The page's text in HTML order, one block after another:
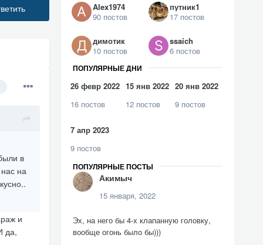
в
на
и
да,
Alex1974
90 постов
путник1
17 постов
димотик
10 постов
ssaich
6 постов
ПОПУЛЯРНЫЕ ДНИ
26 февр 2022
16 постов
15 янв 2022
12 постов
20 янв 2022
9 постов
7 апр 2023
9 постов
ПОПУЛЯРНЫЕ ПОСТЫ
Акимыч
15 января, 2022
Эх, на него бы 4-х клапанную головку,
вообще огонь было бы)))